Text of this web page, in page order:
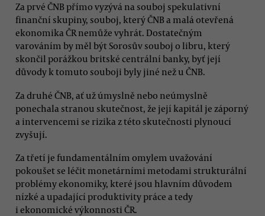
Za prvé ČNB přímo vyzývá na souboj spekulativní
finanční skupiny, souboj, který ČNB a malá otevřená
ekonomika ČR nemůže vyhrát. Dostatečným
varováním by měl být Sorosův souboj o libru, který
skončil porážkou britské centrální banky, byť její
důvody k tomuto souboji byly jiné než u ČNB.
Za druhé ČNB, ať už úmyslně nebo neúmyslně
ponechala stranou skutečnost, že její kapitál je záporný
a intervencemi se rizika z této skutečnosti plynoucí
zvyšují.
Za třetí je fundamentálním omylem uvažování
pokoušet se léčit monetárními metodami strukturální
problémy ekonomiky, které jsou hlavním důvodem
nízké a upadající produktivity práce a tedy
i ekonomické výkonnosti ČR.